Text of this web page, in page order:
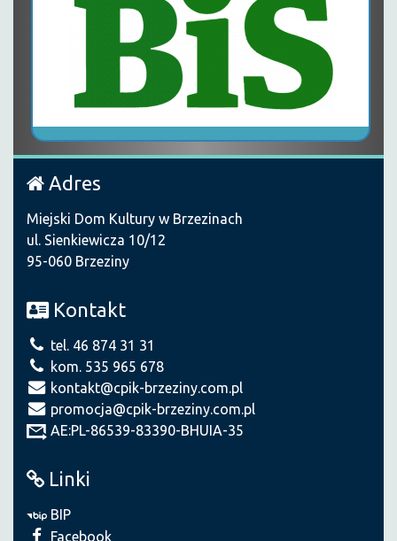
Adres
Miejski Dom Kultury w Brzezinach
ul. Sienkiewicza 10/12
95-060 Brzeziny
Kontakt
tel. 46 874 31 31
kom. 535 965 678
kontakt@cpik-brzeziny.com.pl
promocja@cpik-brzeziny.com.pl
AE:PL-86539-83390-BHUIA-35
Linki
BIP
Facebook